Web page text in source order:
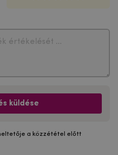
küldése
a közzététel előtt